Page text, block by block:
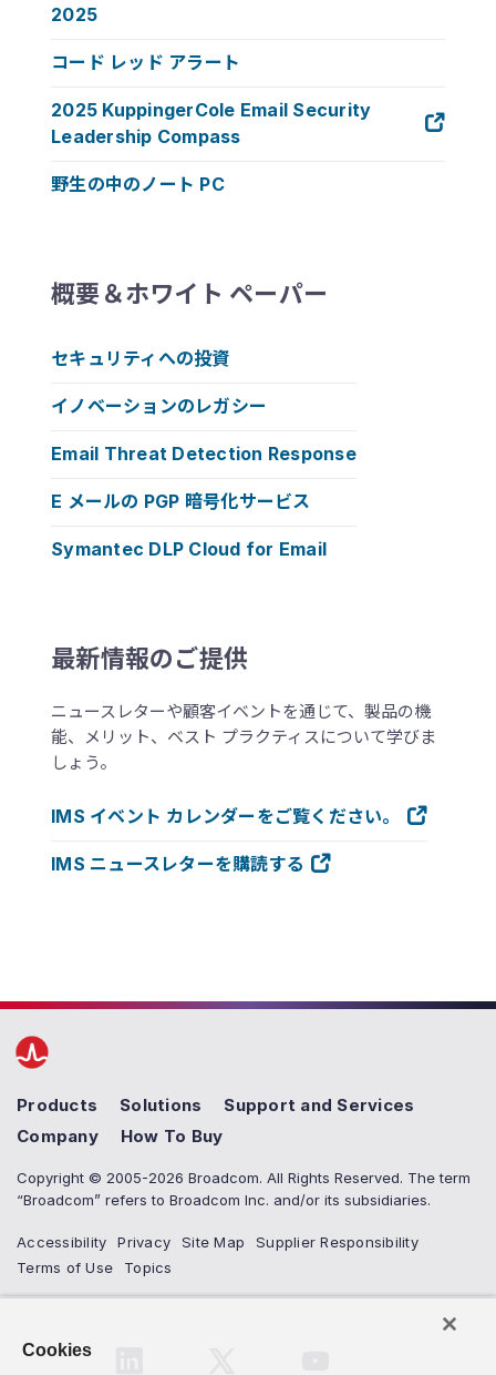
2025
コード レッド アラート
2025 KuppingerCole Email Security
Leadership Compass
野生の中のノート PC
概要＆ホワイト ペーパー
セキュリティへの投資
イノベーションのレガシー
Email Threat Detection Response
E メールの PGP 暗号化サービス
Symantec DLP Cloud for Email
最新情報のご提供
ニュースレターや顧客イベントを通じて、製品の機
能、メリット、ベスト プラクティスについて学びま
しょう。
IMS イベント カレンダーをご覧ください。
IMS ニュースレターを購読する
Products Solutions
Support and Services
Company
How To Buy
Copyright © 2005-2026 Broadcom. All Rights Reserved. The term
“Broadcom” refers to Broadcom Inc. and/or its subsidiaries.
Accessibility Privacy Site Map
Supplier Responsibility
Terms of Use
Topics
Cookies